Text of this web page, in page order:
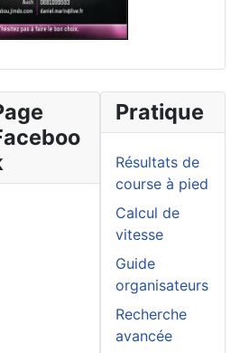
Pratique
Résultats de
course à pied
Calcul de
vitesse
Guide
organisateurs
Recherche
avancée